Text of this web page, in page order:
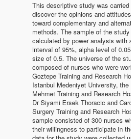
This descriptive study was carried in
discover the opinions and attitudes
toward complementary and
methods. The sample of the study
calculated by power analysis with a
interval of 95%, alpha level of 0.05
size of 0.5. The universe of the
composed of nurses who were
Goztepe Training and Research
Istanbul Medeniyet University, the
Mehmet Training and Research
Dr Siyami Ersek Thoracic and
Surgery Training and Research
sample consisted of 300 nurses
their willingness to participate in the